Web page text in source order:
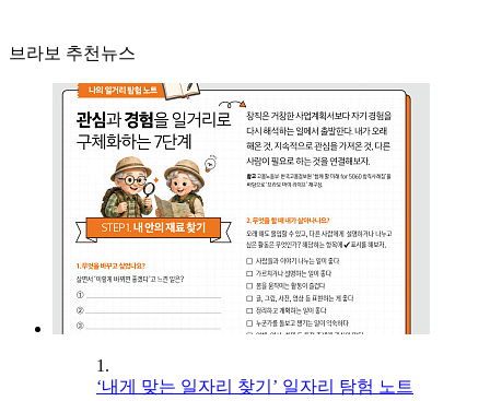
브라보 추천뉴스
1.
‘내게 맞는 일자리 찾기’ 일자리 탐험 노트